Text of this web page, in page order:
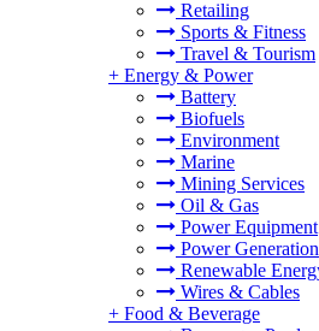
Retailing
Sports & Fitness
Travel & Tourism
+ Energy & Power
Battery
Biofuels
Environment
Marine
Mining Services
Oil & Gas
Power Equipment
Power Generation
Renewable
Wires & Cables
+ Food & Beverage